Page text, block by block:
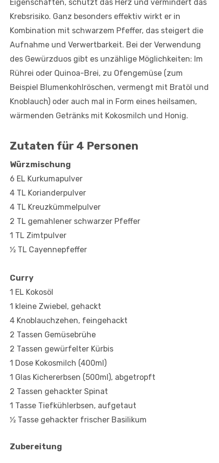
Eigenschaften, schützt das Herz und vermindert das
Krebsrisiko. Ganz besonders effektiv wirkt er in
Kombination mit schwarzem Pfeffer, das steigert die
Aufnahme und Verwertbarkeit. Bei der Verwendung
des Gewürzduos gibt es unzählige Möglichkeiten: Im
Rührei oder Quinoa-Brei, zu Ofengemüse (zum
Beispiel Blumenkohlröschen, vermengt mit Bratöl und
Knoblauch) oder auch mal in Form eines heilsamen,
wärmenden Getränks mit Kokosmilch und Honig.
Zutaten für 4 Personen
Würzmischung
6 EL Kurkumapulver
4 TL Korianderpulver
4 TL Kreuzkümmelpulver
2 TL gemahlener schwarzer Pfeffer
1 TL Zimtpulver
1⁄2 TL Cayennepfeffer
Curry
1 EL Kokosöl
1 kleine Zwiebel, gehackt
4 Knoblauchzehen, feingehackt
2 Tassen Gemüsebrühe
2 Tassen gewürfelter Kürbis
1 Dose Kokosmilch (400ml)
1 Glas Kichererbsen (500ml), abgetropft
2 Tassen gehackter Spinat
1 Tasse Tiefkühlerbsen, aufgetaut
1⁄2 Tasse gehackter frischer Basilikum
Zubereitung